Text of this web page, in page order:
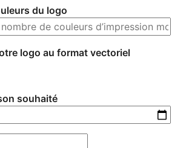
du logo
logo au format vectoriel
souhaité